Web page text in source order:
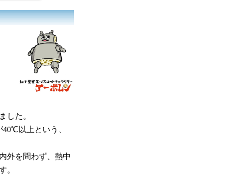
した。
以上という、
外を問わず、熱中
。